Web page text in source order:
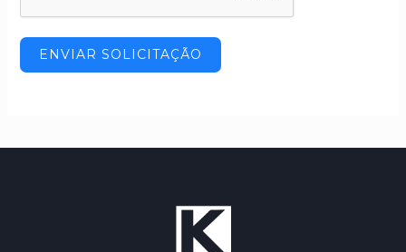
ENVIAR SOLICITAÇÃO